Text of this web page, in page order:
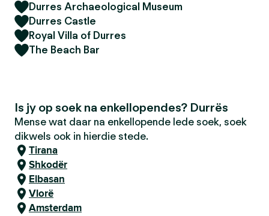
Durres Archaeological Museum
Durres Castle
Royal Villa of Durres
The Beach Bar
Is jy op soek na enkellopendes? Durrës
Mense wat daar na enkellopende lede soek, soek
dikwels ook in hierdie stede.
Tirana
Shkodër
Elbasan
Vlorë
Amsterdam